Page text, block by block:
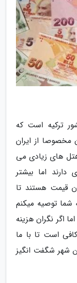
ترکیه است که
مخصوصا از ایران
های زیادی می
دارند اما بیشتر
قیمت هستند تا
شما توصیه میکنم
اگر نگران هزینه
است تا با ما
شهر شگفت انگیز